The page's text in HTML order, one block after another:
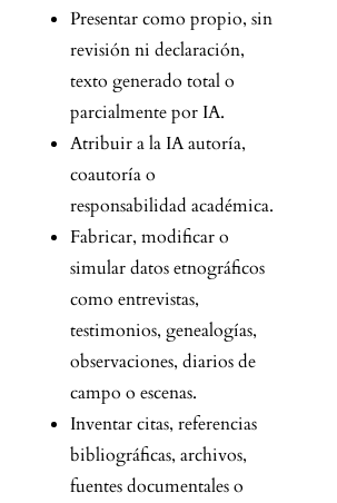
Presentar como propio, sin
revisión ni declaración,
texto generado total o
parcialmente por IA.
Atribuir a la IA autoría,
coautoría o
responsabilidad académica.
Fabricar, modificar o
simular datos etnográficos
como entrevistas,
testimonios, genealogías,
observaciones, diarios de
campo o escenas.
Inventar citas, referencias
bibliográficas, archivos,
fuentes documentales o